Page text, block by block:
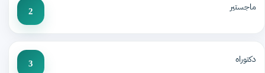
ماجستير 2
دكتوراه 3